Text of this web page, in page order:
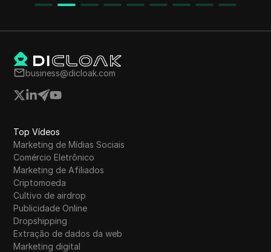
confiável, especialmente para acessar
também aborda os riscos associados a proxies
gratuitos e fornece respostas a perguntas
frequentes sobre privacidade online.
business@dicloak.com
Top Vídeos
Marketing de Mídias Sociais
Comércio Eletrônico
Marketing de Afiliados
Criptomoeda
Cultivo de airdrop
Publicidade Online
Dropshipping
Extração de dados da web
Marketing digital